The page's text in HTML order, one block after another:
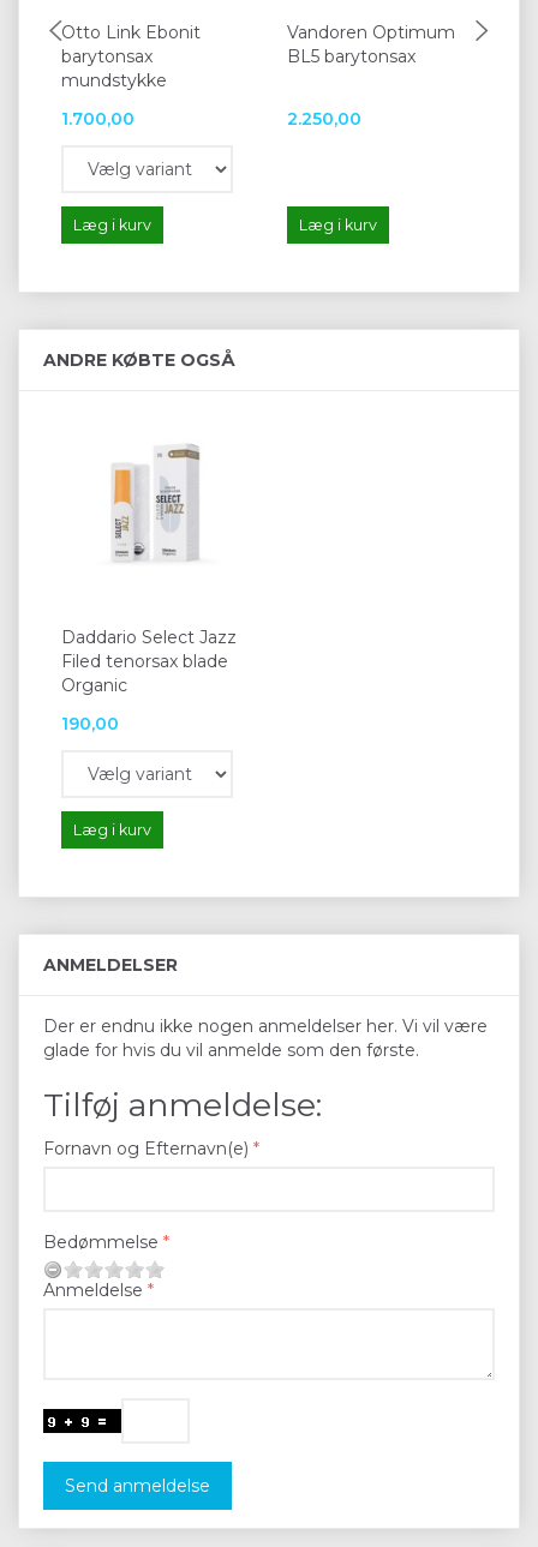
Otto Link Ebonit
barytonsax
mundstykke
1.700,00
Læg i kurv
Vandoren Optimum
BL5 barytonsax
2.250,00
Læg i kurv
ANDRE KØBTE OGSÅ
Daddario Select Jazz
Filed tenorsax blade
Organic
190,00
Læg i kurv
ANMELDELSER
Der er endnu ikke nogen anmeldelser her. Vi vil være
glade for hvis du vil anmelde som den første.
Tilføj anmeldelse:
Fornavn og Efternavn(e)
Bedømmelse
Anmeldelse
Send anmeldelse